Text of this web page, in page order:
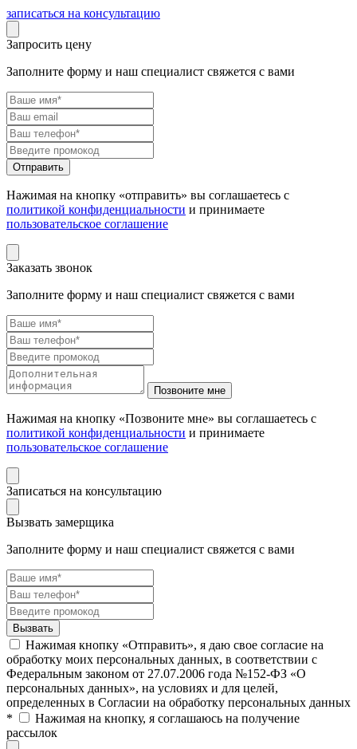
записаться на консультацию
Запросить цену
Заполните форму и наш специалист свяжется с вами
Нажимая на кнопку «отправить» вы соглашаетесь с
политикой конфиденциальности и принимаете
пользовательское соглашение
Заказать звонок
Заполните форму и наш специалист свяжется с вами
Нажимая на кнопку «Позвоните мне» вы соглашаетесь с
политикой конфиденциальности и принимаете
пользовательское соглашение
Записаться на консультацию
Вызвать замерщика
Заполните форму и наш специалист свяжется с вами
Нажимая кнопку «Отправить», я даю свое согласие на
обработку моих персональных данных, в соответствии с
Федеральным законом от 27.07.2006 года №152-ФЗ «О
персональных данных», на условиях и для целей,
определенных в Согласии на обработку персональных данных
*
Нажимая на кнопку, я соглашаюсь на получение
рассылок